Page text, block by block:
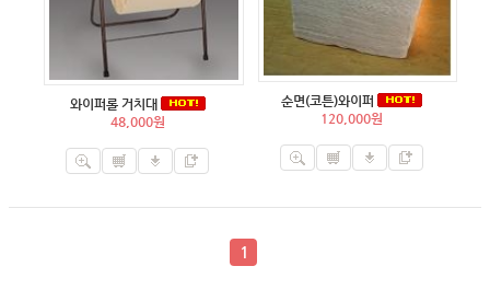
와이퍼롤 거치대
48,000원
순면(코튼)와이퍼
120,000원
1